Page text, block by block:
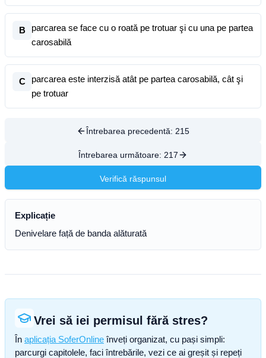
B
parcarea se face cu o roată pe trotuar şi cu una pe partea
carosabilă
C
parcarea este interzisă atât pe partea carosabilă, cât şi
pe trotuar
Întrebarea precedentă: 215
Întrebarea următoare: 217
Verifică răspunsul
Explicație
Denivelare față de banda alăturată
Vrei să iei permisul fără stres?
În aplicația SoferOnline înveți organizat, cu pași simpli:
parcurgi capitolele, faci întrebările, vezi ce ai greșit și repeți